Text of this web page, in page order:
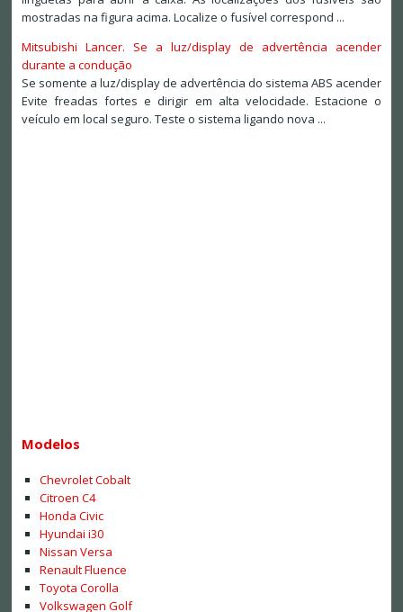
mostradas na figura acima. Localize o fusível correspond ...
Mitsubishi Lancer. Se a luz/display de advertência acender
durante a condução
Se somente a luz/display de advertência do sistema ABS acender
Evite freadas fortes e dirigir em alta velocidade. Estacione o
veículo em local seguro. Teste o sistema ligando nova ...
Modelos
Chevrolet Cobalt
Citroen C4
Honda Civic
Hyundai i30
Nissan Versa
Renault Fluence
Toyota Corolla
Volkswagen Golf